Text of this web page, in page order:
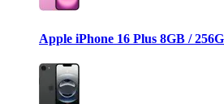
Apple iPhone 16 Plus 8GB /